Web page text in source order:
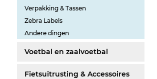
Verpakking & Tassen
Zebra Labels
Andere dingen
Voetbal en zaalvoetbal
Fietsuitrusting & Accessoires